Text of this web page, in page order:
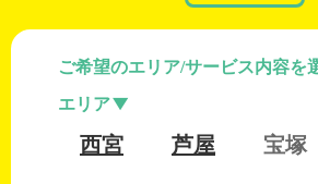
ご希望のエリア/サービス内容を
エリア
西宮 芦屋 宝塚